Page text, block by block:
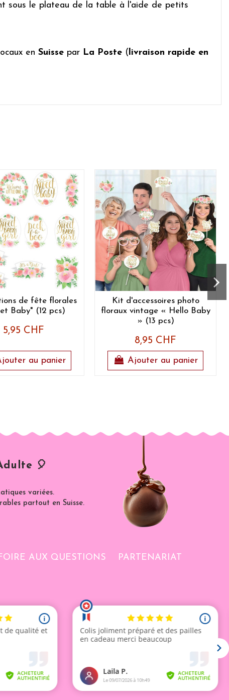
sous le plateau de la table à l'aide de petits
en Suisse par La Poste (livraison rapide en
de fête florales
Baby" (12 pcs)
5,95 CHF
au panier
Kit d'accessoires photo
floraux vintage « Hello Baby
» (13 pcs)
8,95 CHF
Ajouter au panier
🎈
variées.
partout en Suisse.
AUX QUESTIONS
PARTENARIAT